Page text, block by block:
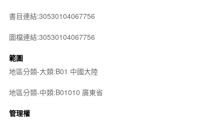
書目連結:30530104067756
圖檔連結:30530104067756
範圍
地區分類-大類:B01 中國大陸
地區分類-中類:B01010 廣東省
管理權